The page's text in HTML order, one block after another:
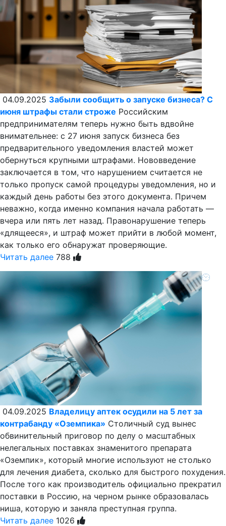
04.09.2025 Забыли сообщить о запуске бизнеса? С
июня штрафы стали строже Российским
предпринимателям теперь нужно быть вдвойне
внимательнее: с 27 июня запуск бизнеса без
предварительного уведомления властей может
обернуться крупными штрафами. Нововведение
заключается в том, что нарушением считается не
только пропуск самой процедуры уведомления, но и
каждый день работы без этого документа. Причем
неважно, когда именно компания начала работать —
вчера или пять лет назад. Правонарушение теперь
«длящееся», и штраф может прийти в любой момент,
как только его обнаружат проверяющие.
Читать далее 788
04.09.2025 Владелицу аптек осудили на 5 лет за
контрабанду «Оземпика» Столичный суд вынес
обвинительный приговор по делу о масштабных
нелегальных поставках знаменитого препарата
«Оземпик», который многие используют не столько
для лечения диабета, сколько для быстрого похудения.
После того как производитель официально прекратил
поставки в Россию, на черном рынке образовалась
ниша, которую и заняла преступная группа.
Читать далее 1026